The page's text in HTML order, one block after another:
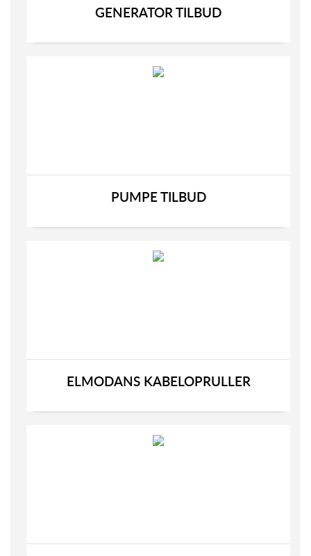
GENERATOR TILBUD
PUMPE TILBUD
ELMODANS KABELOPRULLER